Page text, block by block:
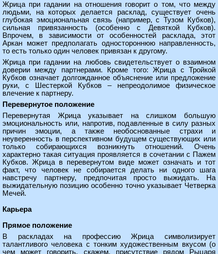
Жрица при гадании на отношения говорит о том, что между
людьми, на которых делается расклад, существует очень
глубокая эмоциональная связь (например, с Тузом Кубков),
сильная привязанность (особенно с Девяткой Кубков).
Впрочем, в зависимости от особенностей расклада, этот
Аркан может предполагать одностороннюю направленность,
то есть только один человек привязан к другому.
Жрица при гадании на любовь свидетельствует о взаимном
доверии между партнерами. Кроме того: Жрица с Тройкой
Кубков означает долгожданное объяснение или предложение
руки, с Шестеркой Кубков – непреодолимое физическое
влечение к партнеру.
Перевернутое положение
Перевернутая Жрица указывает на слишком большую
эмоциональность или, напротив, подавленные в силу разных
причин эмоции, а также необоснованные страхи и
неуверенность в перспективном будущем существующих или
только собирающихся возникнуть отношений. Очень
характерно такая ситуация проявляется в сочетании с Пажем
Кубков. Жрица в перевернутом виде может означать и тот
факт, что человек не собирается делать ни одного шага
навстречу партнеру, предпочитая просто выжидать. На
выжидательную позицию особенно точно указывает Четверка
Мечей.
Карьера
Прямое положение
В раскладах на профессию Жрица символизирует
талантливого человека с тонким художественным вкусом (о
чем может говорить, скажем, присутствие рядом Рыцаря